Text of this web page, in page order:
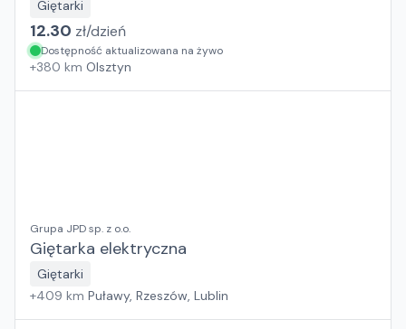
Giętarki
12.30 zł/dzień
Dostępność aktualizowana na żywo
+380 km Olsztyn
Grupa JPD sp. z o.o.
Giętarka elektryczna
Giętarki
+409 km Puławy, Rzeszów, Lublin